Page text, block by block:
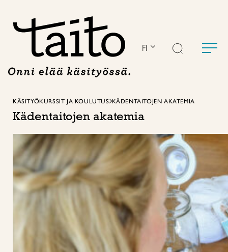
FI
KÄSITYÖKURSSIT JA KOULUTUS KÄDENTAITOJEN AKATEMIA
Kädentaitojen akatemia